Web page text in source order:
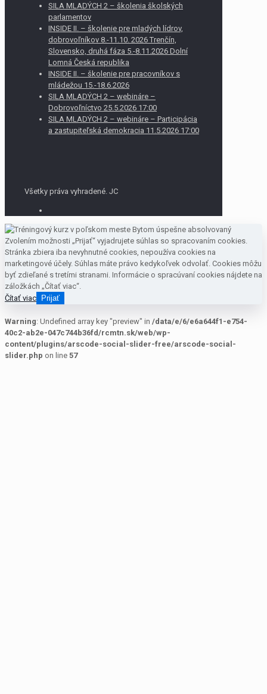
SILA MLADÝCH 2 – školenia školských
parlamentov
INSIDE II. – školenie pre mladých lídrov,
dobrovoľníkov 8.-11.10. 2026 Trenčín,
Slovensko, druhá fáza 5.-8.11.2026 Dolní
Lomná Česká republika
INSIDE II. – školenie pre pracovníkov s
mládežou 15.-18.6.2026
SILA MLADÝCH 2 – webináre –
Dobrovoľníctvo 25.5.2026 17:00
SILA MLADÝCH 2 – webináre – Participácia
a zastupiteľská demokracia 11.5.2026 17:00
Všetky práva vyhradené. JC
Zvolením možnosti „Prijať“ vyjadrujete súhlas so spracovaním cookies.
Stránka zbiera iba nevyhnutné cookies, nepoužíva cookies na
marketingové účely. Súhlas máte právo kedykoľvek odvolať. Cookies môžu
byť zdieľané s tretími stranami. Informácie o spracúvaní cookies nájdete na
záložkách „Čítať viac“.
Čítať viac Prijať
Warning: Undefined array key "preview" in /data/e/6/e6a644f1-e754-
40c2-ab2e-047c744b36fd/rcmtn.sk/web/wp-
content/plugins/arscode-social-slider-free/arscode-social-
slider.php on line 57